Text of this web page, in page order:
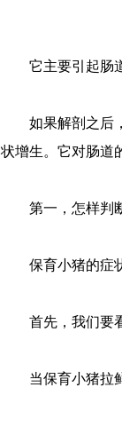
它主要引起肠道
如果解剖之后，
状增生。它对肠道
第一，怎样判断
保育小猪的症状
首先，我们要看
当保育小猪拉鲜